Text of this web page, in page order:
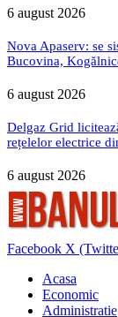
6 august 2026
Nova Apaserv: se
Bucovina,
6 august 2026
Delgaz Grid
rețelelor electrice
6 august 2026
Facebook X
Acasa
Economic
Administratie